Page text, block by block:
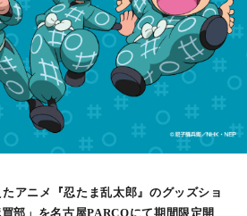
アニメ『忍たま乱太郎』のグッズショ
部」を名古屋PARCOにて期間限定開